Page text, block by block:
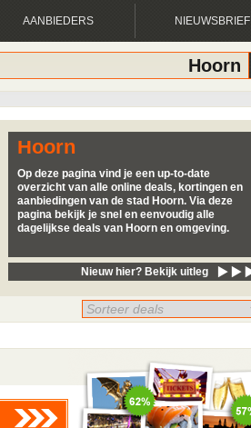
AANBIEDERS NIEUWSBRIEF
Hoorn
Hoorn
Op deze pagina vind je een up-to-date
overzicht van alle online deals, kortingen en
aanbiedingen van de stad Hoorn. Via deze
pagina bekijk je snel en eenvoudig alle
dagelijkse deals van Hoorn en omgeving.
Nieuw hier? Bekijk uitleg